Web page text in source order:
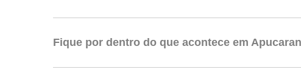
Fique por dentro do que acontece em